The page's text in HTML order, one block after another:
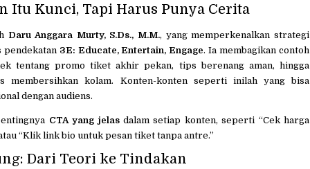
Itu Kunci, Tapi Harus Punya Cerita
Daru Anggara Murty, S.Ds., M.M., yang memperkenalkan strategi
pendekatan 3E: Educate, Entertain, Engage. Ia membagikan contoh
tentang promo tiket akhir pekan, tips berenang aman, hingga
membersihkan kolam. Konten-konten seperti inilah yang bisa
dengan audiens.
CTA yang jelasdalam setiap konten, seperti “Cek harga
“Klik link bio untuk pesan tiket tanpa antre.”
Dari Teori ke Tindakan